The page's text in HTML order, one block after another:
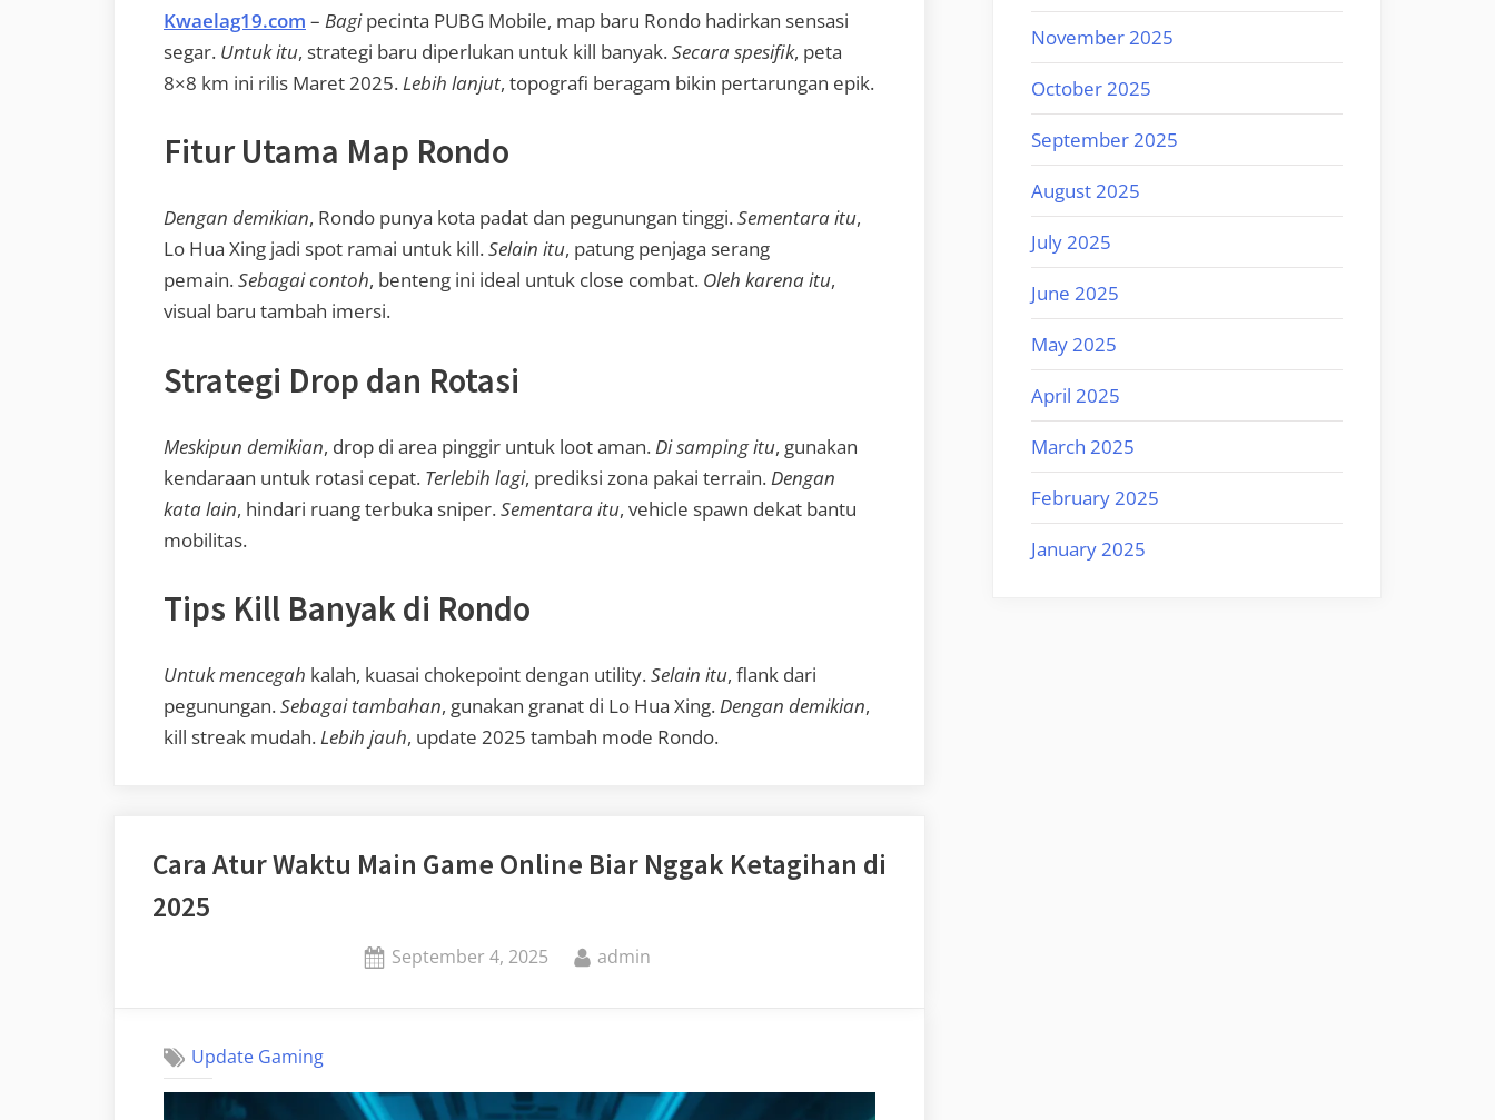
Kwaelag19.com – Bagipecinta PUBG Mobile, map baru Rondo hadirkan sensasi
segar. Untuk itu, strategi baru diperlukan untuk kill banyak.Secara spesifik, peta
8×8 km ini rilis Maret 2025.Lebih lanjut, topografi beragam bikin pertarungan epik.
Fitur Utama Map Rondo
Dengan demikian, Rondo punya kota padat dan pegunungan tinggi.Sementara itu,
Lo Hua Xing jadi spot ramai untuk kill.Selain itu, patung penjaga serang
pemain.Sebagai contoh, benteng ini ideal untuk close combat. Oleh karena itu,
visual baru tambah imersi.
Strategi Drop dan Rotasi
Meskipun demikian, drop di area pinggir untuk loot aman.Di samping itu, gunakan
kendaraan untuk rotasi cepat. Terlebih lagi, prediksi zona pakai terrain.Dengan
kata lain, hindari ruang terbuka sniper.Sementara itu, vehicle spawn dekat bantu
mobilitas.
Tips Kill Banyak di Rondo
Untuk mencegah kalah, kuasai chokepoint dengan utility.Selain itu, flank dari
pegunungan.Sebagai tambahan, gunakan granat di Lo Hua Xing.Dengan demikian,
kill streak mudah.Lebih jauh, update 2025 tambah mode Rondo.
Cara Atur Waktu Main Game Online Biar Nggak Ketagihan di
2025
Posted
September 4, 2025 By
admin
Update Gaming
November 2025
October 2025
September 2025
August 2025
July 2025
June 2025
May 2025
April 2025
March 2025
February 2025
January 2025